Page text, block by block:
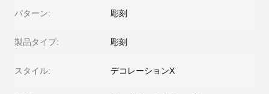
パターン: 彫刻
製品タイプ: 彫刻
スタイル: デコレーションX